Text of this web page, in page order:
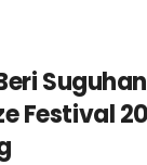
Festival